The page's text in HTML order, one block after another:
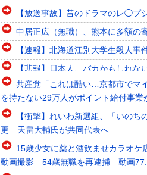
【放送事故】昔のドラマのレ◯プ
中居正広（無職）、熊本に多額の
【速報】北海道江別大学生殺人
【悲報】日本人、バカかもしれ
韓国人「東南アジア各国が韓国サ
韓国人「英メディアや海外各社も
韓国人「北米市場で売れまくり
共産党「これは酷い…京都市でマ
を持たない29万人がポイント給付事業
【衝撃】れいわ新選組、「いのち
更 天畠大輔氏が共同代表へ
15歳少女に薬と酒飲ませカラオケ
動画撮影 54歳無職を再逮捕 動画77...